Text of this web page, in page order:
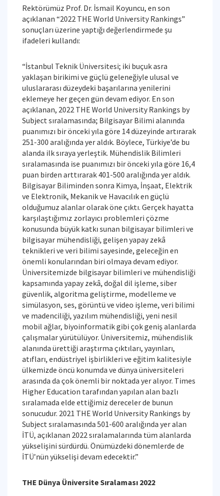
Rektörümüz Prof. Dr. İsmail Koyuncu, en son
açıklanan “2022 THE World University Rankings”
sonuçları üzerine yaptığı değerlendirmede şu
ifadeleri kullandı:
“İstanbul Teknik Üniversitesi; iki buçuk asra
yaklaşan birikimi ve güçlü geleneğiyle ulusal ve
uluslararası düzeydeki başarılarına yenilerini
eklemeye her geçen gün devam ediyor. En son
açıklanan, 2022 THE World University Rankings by
Subject sıralamasında; Bilgisayar Bilimi alanında
puanımızı bir önceki yıla göre 14 düzeyinde artırarak
251-300 aralığında yer aldık. Böylece, Türkiye’de bu
alanda ilk sıraya yerleştik. Mühendislik Bilimleri
sıralamasında ise puanımızı bir önceki yıla göre 16,4
puan birden arttırarak 401-500 aralığında yer aldık.
Bilgisayar Biliminden sonra Kimya, İnşaat, Elektrik
ve Elektronik, Mekanik ve Havacılık en güçlü
olduğumuz alanlar olarak öne çıktı. Gerçek hayatta
karşılaştığımız zorlayıcı problemleri çözme
konusunda büyük katkı sunan bilgisayar bilimleri ve
bilgisayar mühendisliği, gelişen yapay zekâ
teknikleri ve veri bilimi sayesinde, geleceğin en
önemli konularından biri olmaya devam ediyor.
Üniversitemizde bilgisayar bilimleri ve mühendisliği
kapsamında yapay zekâ, doğal dil işleme, siber
güvenlik, algoritma geliştirme, modelleme ve
simülasyon, ses, görüntü ve video işleme, veri bilimi
ve madenciliği, yazılım mühendisliği, yeni nesil
mobil ağlar, biyoinformatik gibi çok geniş alanlarda
çalışmalar yürütülüyor. Üniversitemiz, mühendislik
alanında ürettiği araştırma çıktıları, yayınları,
atıfları, endüstriyel işbirlikleri ve eğitim kalitesiyle
ülkemizde öncü konumda ve dünya üniversiteleri
arasında da çok önemli bir noktada yer alıyor. Times
Higher Education tarafından yapılan alan bazlı
sıralamada elde ettiğimiz dereceler de bunun
sonucudur. 2021 THE World University Rankings by
Subject sıralamasında 501-600 aralığında yer alan
İTÜ, açıklanan 2022 sıralamalarında tüm alanlarda
yükselişini sürdürdü. Önümüzdeki dönemlerde de
İTÜ’nün yükselişi devam edecektir.”
THE Dünya Üniversite Sıralaması 2022